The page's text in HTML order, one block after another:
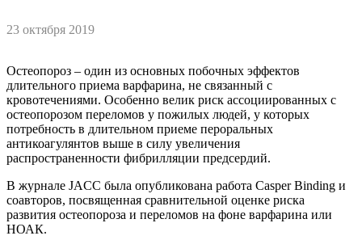
23 октября 2019
Остеопороз – один из основных побочных эффектов
длительного приема варфарина, не связанный с
кровотечениями. Особенно велик риск ассоциированных с
остеопорозом переломов у пожилых людей, у которых
потребность в длительном приеме пероральных
антикоагулянтов выше в силу увеличения
распространенности фибрилляции предсердий.
В журнале JACC была опубликована работа Casper Binding и
соавторов, посвященная сравнительной оценке риска
развития остеопороза и переломов на фоне варфарина или
НОАК.